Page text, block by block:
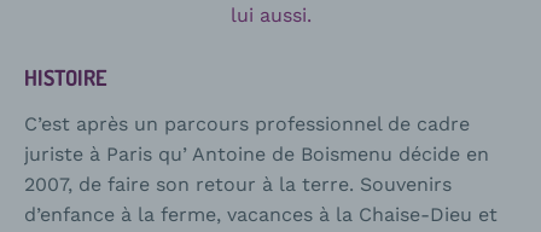
lui aussi.
HISTOIRE
C’est après un parcours professionnel de cadre
juriste à Paris qu’ Antoine de Boismenu décide en
2007, de faire son retour à la terre. Souvenirs
d’enfance à la ferme, vacances à la Chaise-Dieu et